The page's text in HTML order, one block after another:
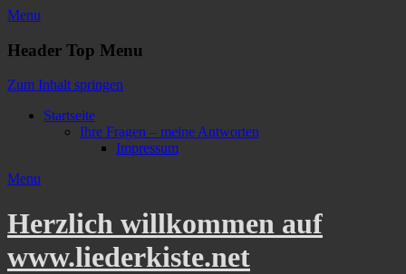
Menu
Header Top Menu
Zum Inhalt springen
Startseite
Ihre Fragen – meine Antworten
Impressum
Menu
Herzlich willkommen auf
www.liederkiste.net